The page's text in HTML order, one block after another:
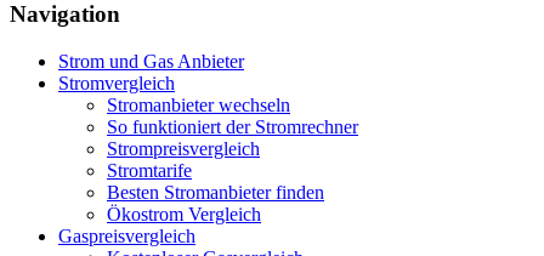
Navigation
Strom und Gas Anbieter
Stromvergleich
Stromanbieter wechseln
So funktioniert der Stromrechner
Strompreisvergleich
Stromtarife
Besten Stromanbieter finden
Ökostrom Vergleich
Gaspreisvergleich